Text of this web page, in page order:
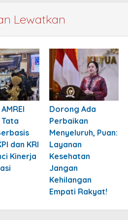
Lewatkan
dan KRI
Kinerja
Dorong Ada
Perbaikan
Menyeluruh, Puan:
Layanan
Kesehatan
Jangan
Kehilangan
Empati Rakyat!